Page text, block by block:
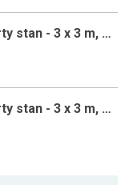
INSTENT BASIC záhradný párty stan - 3 x 3 m, maskáčový
INSTENT BASIC záhradný párty stan - 3 x 3 m, béžový